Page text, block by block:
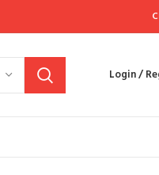
Login /